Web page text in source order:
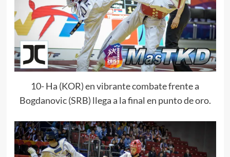
10- Ha (KOR) en vibrante combate frente a
Bogdanovic (SRB) llega a la final en punto de oro.